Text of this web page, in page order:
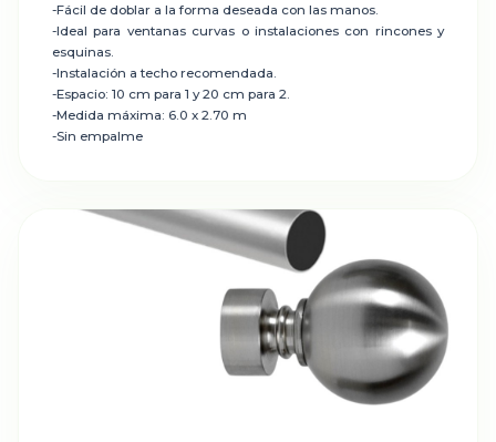
-Fácil de doblar a la forma deseada con las manos.
-Ideal para ventanas curvas o instalaciones con rincones y
esquinas.
-Instalación a techo recomendada.
-Espacio: 10 cm para 1 y 20 cm para 2.
-Medida máxima: 6.0 x 2.70 m
-Sin empalme